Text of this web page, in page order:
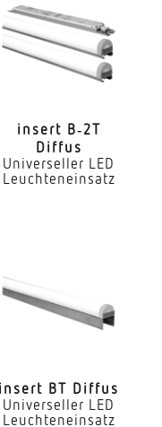
insert B‑2T
Diffus
Universeller LED
Leuchteneinsatz
insert BT Diffus
Universeller LED
Leuchteneinsatz